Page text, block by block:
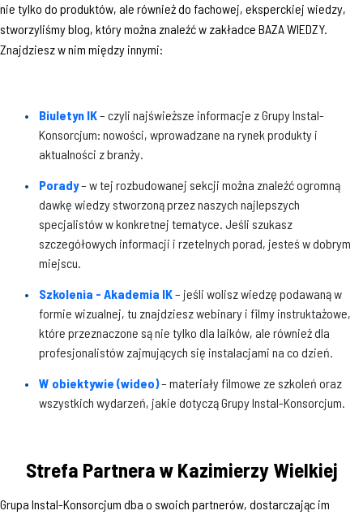
nie tylko do produktów, ale również do fachowej, eksperckiej wiedzy,
stworzyliśmy blog, który można znaleźć w zakładce BAZA WIEDZY.
Znajdziesz w nim między innymi:
Biuletyn IK– czyli najświeższe informacje z Grupy Instal-
Konsorcjum: nowości, wprowadzane na rynek produkty i
aktualności z branży.
Porady– w tej rozbudowanej sekcji można znaleźć ogromną
dawkę wiedzy stworzoną przez naszych najlepszych
specjalistów w konkretnej tematyce. Jeśli szukasz
szczegółowych informacji i rzetelnych porad, jesteś w dobrym
miejscu.
Szkolenia - Akademia IK– jeśli wolisz wiedzę podawaną w
formie wizualnej, tu znajdziesz webinary i filmy instruktażowe,
które przeznaczone są nie tylko dla laików, ale również dla
profesjonalistów zajmujących się instalacjami na co dzień.
W obiektywie (wideo)– materiały filmowe ze szkoleń oraz
wszystkich wydarzeń, jakie dotyczą Grupy Instal-Konsorcjum.
Strefa Partnera w Kazimierzy Wielkiej
Grupa Instal-Konsorcjum dba o swoich partnerów, dostarczając im